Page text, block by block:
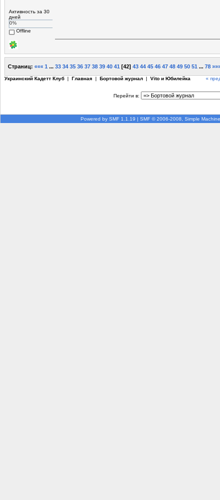
Активность за 30
дней
0%
Offline
Страниц: ««« 1 ... 33 34 35 36 37 38 39 40 41 [42] 43 44 45 46 47 48 49 50 51 ... 78
Украинский Кадетт Клуб | Главная | Бортовой журнал | Vito и Юбилейка «
Перейти в:
Powered by SMF 1.1.19 | SMF © 2006-2008, Simple